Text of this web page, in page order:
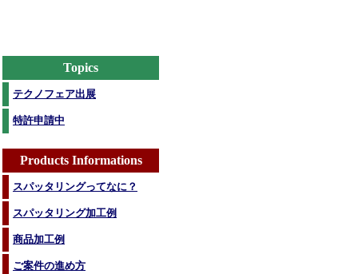
Topics
テクノフェア出展
特許申請中
Products Informations
スパッタリングってなに？
スパッタリング加工例
商品加工例
ご案件の進め方